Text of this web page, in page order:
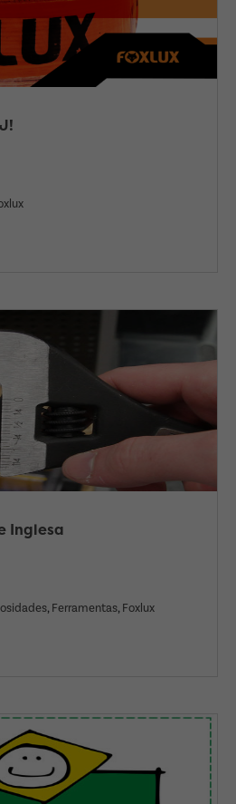
Inglesa
, Ferramentas, Foxlux